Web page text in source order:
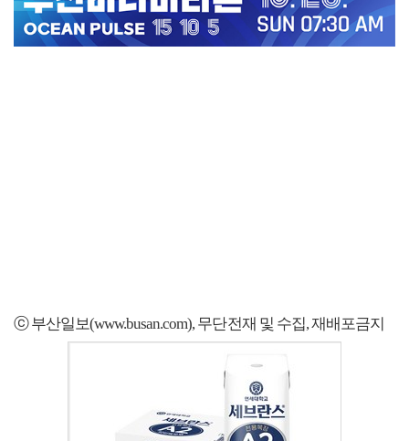
ⓒ 부산일보(www.busan.com), 무단전재 및 수집, 재배포금지